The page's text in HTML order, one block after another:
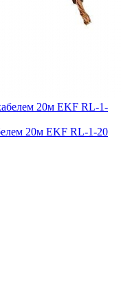
20м EKF RL-1-20